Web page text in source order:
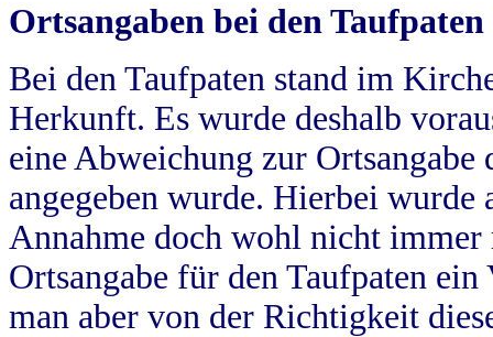
Ortsangaben bei den Taufpaten
Bei den Taufpaten stand im
Herkunft. Es wurde deshalb
eine Abweichung zur
angegeben wurde. Hierbei wurde
Annahme doch wohl nicht
Ortsangabe für den Taufpaten
man aber von der Richtigkeit